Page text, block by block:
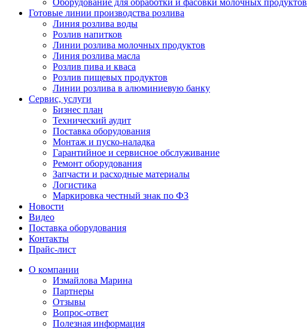
Оборудование для обработки и фасовки молочных продуктов
Готовые линии производства розлива
Линия розлива воды
Розлив напитков
Линии розлива молочных продуктов
Линия розлива масла
Розлив пива и кваса
Розлив пищевых продуктов
Линии розлива в алюминиевую банку
Сервис, услуги
Бизнес план
Технический аудит
Поставка оборудования
Монтаж и пуско-наладка
Гарантийное и сервисное обслуживание
Ремонт оборудования
Запчасти и расходные материалы
Логистика
Маркировка честный знак по ФЗ
Новости
Видео
Поставка оборудования
Контакты
Прайс-лист
О компании
Измайлова Марина
Партнеры
Отзывы
Вопрос-ответ
Полезная информация